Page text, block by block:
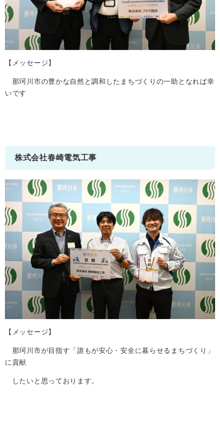
【メッセージ】
那珂川市の豊かな自然と調和したまちづくりの一助となれば幸
いです
株式会社春崎電気工事
【メッセージ】
那珂川市が目指す「誰もが安心・安全に暮らせるまちづくり」
に貢献
したいと思っております。